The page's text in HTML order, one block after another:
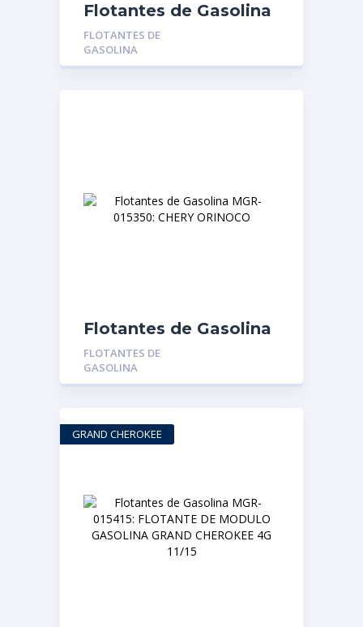
Flotantes de Gasolina
MGR-015238:
FLOTANTE DE
MODULO GASOLINA
FLOTANTES DE
GASOLINA
Flotantes de Gasolina
MGR-015350: CHERY
ORINOCO
FLOTANTES DE
GASOLINA
GRAND CHEROKEE